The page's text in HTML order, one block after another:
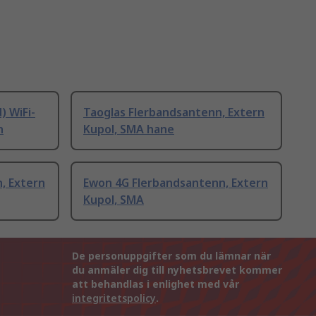
WiFi-
Taoglas Flerbandsantenn, Extern
Kupol, SMA hane
Extern
Ewon 4G Flerbandsantenn, Extern
Kupol, SMA
De personuppgifter som du lämnar när
du anmäler dig till nyhetsbrevet kommer
att behandlas i enlighet med vår
integritetspolicy.